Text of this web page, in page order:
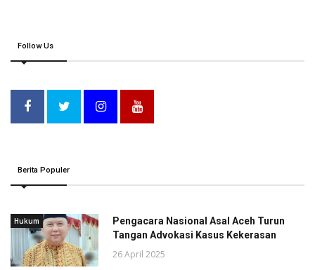
Follow Us
Berita Populer
Hukum
Pengacara Nasional Asal Aceh Turun
Tangan Advokasi Kasus Kekerasan
26 April 2025